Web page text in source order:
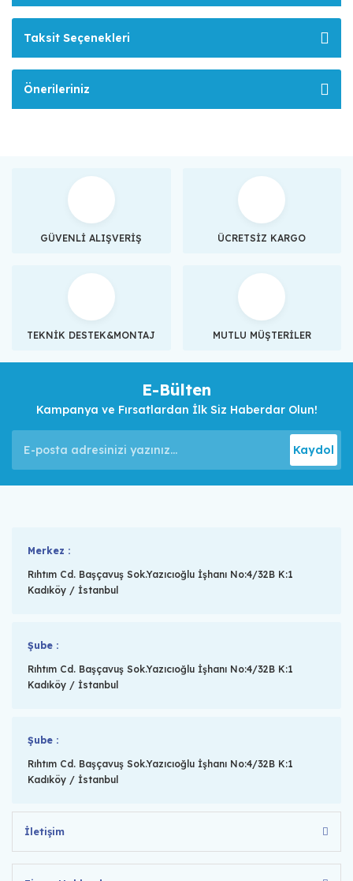
Taksit Seçenekleri
Önerileriniz
GÜVENLİ ALIŞVERİŞ ÜCRETSİZ KARGO
TEKNİK DESTEK&MONTAJ MUTLU MÜŞTERİLER
E-Bülten
Kampanya ve Fırsatlardan İlk Siz Haberdar Olun!
Kaydol
Merkez :
Rıhtım Cd. Başçavuş Sok.Yazıcıoğlu İşhanı No:4/32B K:1
Kadıköy / İstanbul
Şube :
Rıhtım Cd. Başçavuş Sok.Yazıcıoğlu İşhanı No:4/32B K:1
Kadıköy / İstanbul
Şube :
Rıhtım Cd. Başçavuş Sok.Yazıcıoğlu İşhanı No:4/32B K:1
Kadıköy / İstanbul
İletişim